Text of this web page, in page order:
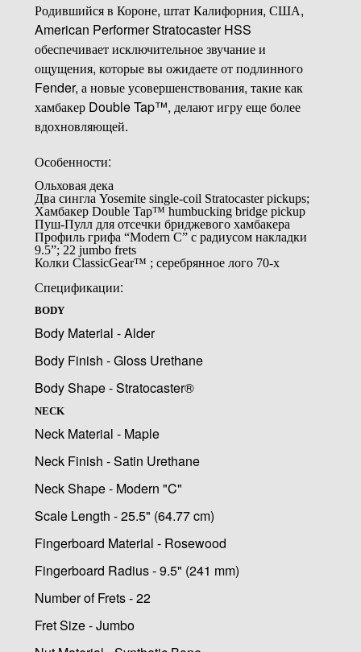
Родившийся в Короне, штат Калифорния, США,
American Performer Stratocaster HSS
обеспечивает исключительное звучание и
ощущения, которые вы ожидаете от подлинного
Fender, а новые усовершенствования, такие как
хамбакер Double Tap™, делают игру еще более
вдохновляющей.
Особенности:
Ольховая дека
Два сингла Yosemite single-coil Stratocaster pickups;
Хамбакер Double Tap™ humbucking bridge pickup
Пуш-Пулл для отсечки бриджевого хамбакера
Профиль грифа “Modern C” с радиусом накладки
9.5”; 22 jumbo frets
Колки ClassicGear™ ; серебрянное лого 70-х
Спецификации:
BODY
Body Material - Alder
Body Finish - Gloss Urethane
Body Shape - Stratocaster®
NECK
Neck Material - Maple
Neck Finish - Satin Urethane
Neck Shape - Modern "C"
Scale Length - 25.5" (64.77 cm)
Fingerboard Material - Rosewood
Fingerboard Radius - 9.5" (241 mm)
Number of Frets - 22
Fret Size - Jumbo